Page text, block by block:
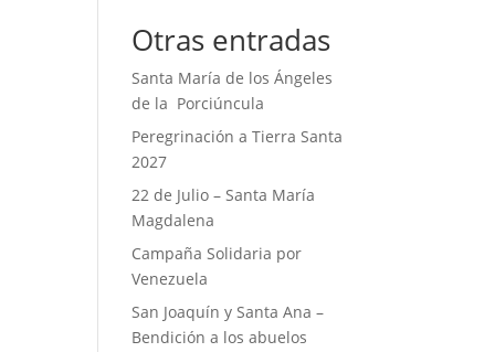
Otras entradas
Santa María de los Ángeles
de la Porciúncula
Peregrinación a Tierra Santa
2027
22 de Julio – Santa María
Magdalena
Campaña Solidaria por
Venezuela
San Joaquín y Santa Ana –
Bendición a los abuelos